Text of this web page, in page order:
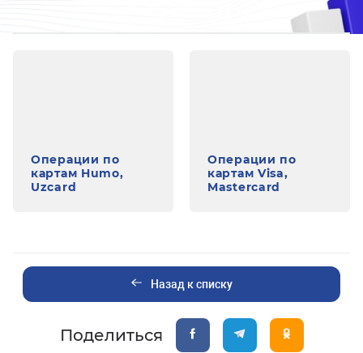
Операции по
картам Humo,
Uzcard
Операции по
картам Visa,
Mastercard
Назад к списку
Поделиться